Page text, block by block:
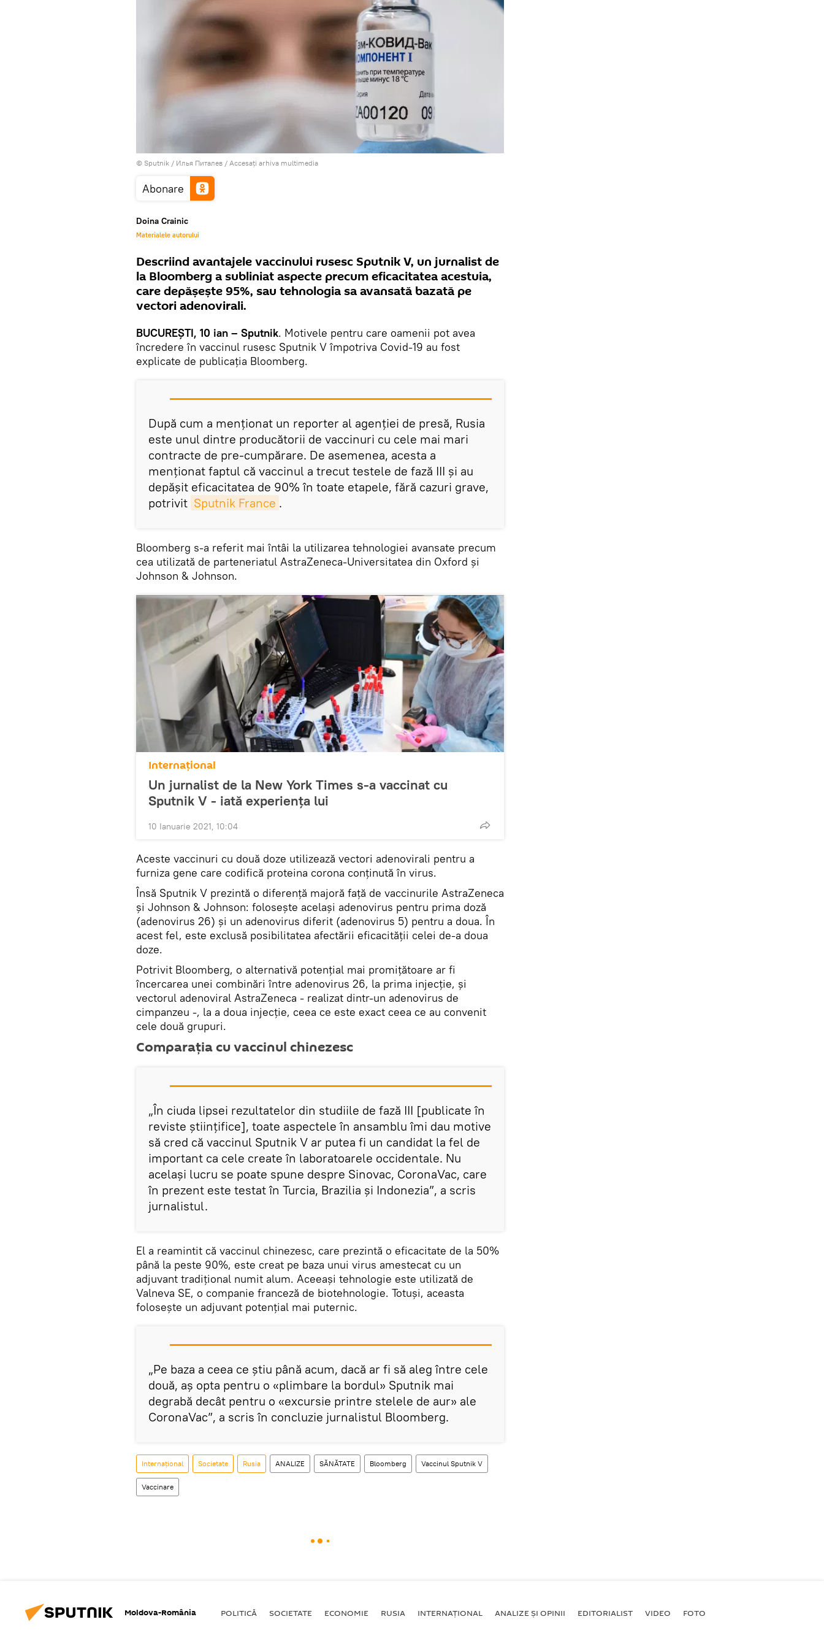
© Sputnik / Илья Питалев / Accesați arhiva multimedia
Abonare
Doina Crainic
Materialele autorului
Descriind avantajele vaccinului rusesc Sputnik V, un jurnalist de
la Bloomberg a subliniat aspecte precum eficacitatea acestuia,
care depăşeşte 95%, sau tehnologia sa avansată bazată pe
vectori adenovirali.
BUCUREŞTI, 10 ian – Sputnik. Motivele pentru care oamenii pot avea
încredere în vaccinul rusesc Sputnik V împotriva Covid-19 au fost
explicate de publicaţia Bloomberg.
După cum a menționat un reporter al agenției de presă, Rusia
este unul dintre producătorii de vaccinuri cu cele mai mari
contracte de pre-cumpărare. De asemenea, acesta a
menţionat faptul că vaccinul a trecut testele de fază III și au
depășit eficacitatea de 90% în toate etapele, fără cazuri grave,
potrivit Sputnik France .
Bloomberg s-a referit mai întâi la utilizarea tehnologiei avansate precum
cea utilizată de parteneriatul AstraZeneca-Universitatea din Oxford și
Johnson & Johnson.
Internaţional
Un jurnalist de la New York Times s-a vaccinat cu
Sputnik V - iată experiența lui
10 Ianuarie 2021, 10:04
Aceste vaccinuri cu două doze utilizează vectori adenovirali pentru a
furniza gene care codifică proteina corona conținută în virus.
Însă Sputnik V prezintă o diferență majoră faţă de vaccinurile AstraZeneca
și Johnson & Johnson: folosește același adenovirus pentru prima doză
(adenovirus 26) și un adenovirus diferit (adenovirus 5) pentru a doua. În
acest fel, este exclusă posibilitatea afectării eficacităţii celei de-a doua
doze.
Potrivit Bloomberg, o alternativă potențial mai promițătoare ar fi
încercarea unei combinări între adenovirus 26, la prima injecție, și
vectorul adenoviral AstraZeneca - realizat dintr-un adenovirus de
cimpanzeu -, la a doua injecție, ceea ce este exact ceea ce au convenit
cele două grupuri.
Comparația cu vaccinul chinezesc
„În ciuda lipsei rezultatelor din studiile de fază III [publicate în
reviste științifice], toate aspectele în ansamblu îmi dau motive
să cred că vaccinul Sputnik V ar putea fi un candidat la fel de
important ca cele create în laboratoarele occidentale. Nu
același lucru se poate spune despre Sinovac, CoronaVac, care
în prezent este testat în Turcia, Brazilia și Indonezia”, a scris
jurnalistul.
El a reamintit că vaccinul chinezesc, care prezintă o eficacitate de la 50%
până la peste 90%, este creat pe baza unui virus amestecat cu un
adjuvant tradițional numit alum. Aceeași tehnologie este utilizată de
Valneva SE, o companie franceză de biotehnologie. Totuşi, aceasta
folosește un adjuvant potențial mai puternic.
„Pe baza a ceea ce știu până acum, dacă ar fi să aleg între cele
două, aș opta pentru o «plimbare la bordul» Sputnik mai
degrabă decât pentru o «excursie printre stelele de aur» ale
CoronaVac”, a scris în concluzie jurnalistul Bloomberg.
Internaţional Societate Rusia ANALIZE SĂNĂTATE Bloomberg Vaccinul Sputnik V
Vaccinare
Moldova-România POLITICĂ SOCIETATE ECONOMIE RUSIA INTERNAŢIONAL ANALIZE ȘI OPINII EDITORIALIST VIDEO FOTO